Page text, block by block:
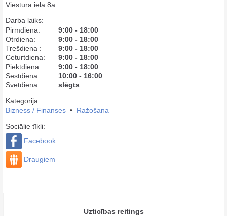
Viestura iela 8a.
Darba laiks:
Pirmdiena:
9:00 - 18:00
Otrdiena:
9:00 - 18:00
Trešdiena :
9:00 - 18:00
Ceturtdiena:
9:00 - 18:00
Piektdiena:
9:00 - 18:00
Sestdiena:
10:00 - 16:00
Svētdiena:
slēgts
Kategorija:
Bizness / Finanses • Ražošana
Sociālie tīkli:
Facebook
Draugiem
Uzticības reitings